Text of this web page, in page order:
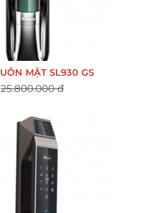
MẶT SL930 GS
25.800.000 đ